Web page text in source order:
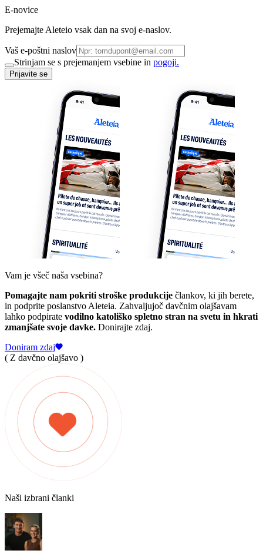
E-novice
Prejemajte Aleteio vsak dan na svoj e-naslov.
Vaš e-poštni naslov
Strinjam se s prejemanjem vsebine in pogoji.
Prijavite se
Vam je všeč naša vsebina?
Pomagajte nam pokriti stroške produkcije člankov, ki jih berete,
in podprite poslanstvo Aleteia. Zahvaljujoč davčnim olajšavam
lahko podpirate vodilno katoliško spletno stran na svetu in hkrati
zmanjšate svoje davke. Donirajte zdaj.
Doniram zdaj
( Z davčno olajšavo )
Naši izbrani članki